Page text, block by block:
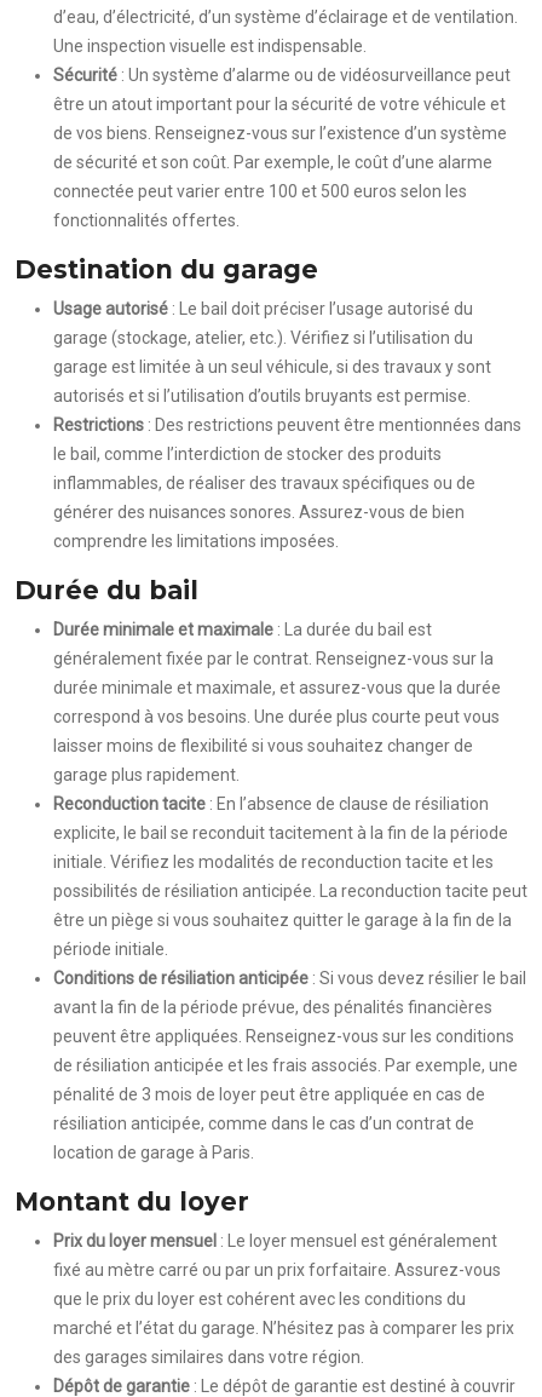
d’eau, d’électricité, d’un système d’éclairage et de ventilation.
Une inspection visuelle est indispensable.
Sécurité : Un système d’alarme ou de vidéosurveillance peut
être un atout important pour la sécurité de votre véhicule et
de vos biens. Renseignez-vous sur l’existence d’un système
de sécurité et son coût. Par exemple, le coût d’une alarme
connectée peut varier entre 100 et 500 euros selon les
fonctionnalités offertes.
Destination du garage
Usage autorisé : Le bail doit préciser l’usage autorisé du
garage (stockage, atelier, etc.). Vérifiez si l’utilisation du
garage est limitée à un seul véhicule, si des travaux y sont
autorisés et si l’utilisation d’outils bruyants est permise.
Restrictions : Des restrictions peuvent être mentionnées dans
le bail, comme l’interdiction de stocker des produits
inflammables, de réaliser des travaux spécifiques ou de
générer des nuisances sonores. Assurez-vous de bien
comprendre les limitations imposées.
Durée du bail
Durée minimale et maximale : La durée du bail est
généralement fixée par le contrat. Renseignez-vous sur la
durée minimale et maximale, et assurez-vous que la durée
correspond à vos besoins. Une durée plus courte peut vous
laisser moins de flexibilité si vous souhaitez changer de
garage plus rapidement.
Reconduction tacite : En l’absence de clause de résiliation
explicite, le bail se reconduit tacitement à la fin de la période
initiale. Vérifiez les modalités de reconduction tacite et les
possibilités de résiliation anticipée. La reconduction tacite peut
être un piège si vous souhaitez quitter le garage à la fin de la
période initiale.
Conditions de résiliation anticipée : Si vous devez résilier le bail
avant la fin de la période prévue, des pénalités financières
peuvent être appliquées. Renseignez-vous sur les conditions
de résiliation anticipée et les frais associés. Par exemple, une
pénalité de 3 mois de loyer peut être appliquée en cas de
résiliation anticipée, comme dans le cas d’un contrat de
location de garage à Paris.
Montant du loyer
Prix du loyer mensuel : Le loyer mensuel est généralement
fixé au mètre carré ou par un prix forfaitaire. Assurez-vous
que le prix du loyer est cohérent avec les conditions du
marché et l’état du garage. N’hésitez pas à comparer les prix
des garages similaires dans votre région.
Dépôt de garantie : Le dépôt de garantie est destiné à couvrir